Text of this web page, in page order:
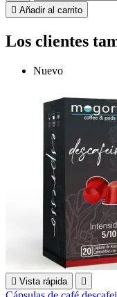
 Añadir al carrito
Los clientes
Nuevo
 Vista rápida 